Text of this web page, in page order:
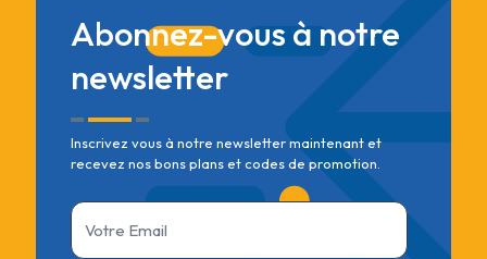
Abonnez-vous à notre
newsletter
Inscrivez vous à notre newsletter maintenant et
recevez nos bons plans et codes de promotion.